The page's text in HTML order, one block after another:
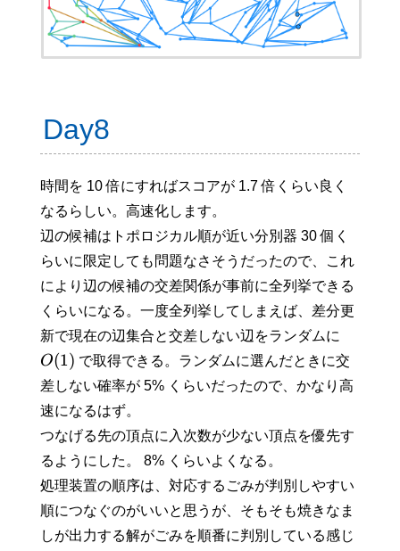
Day8
時間を 10 倍にすればスコアが 1.7 倍くらい良く
なるらしい。高速化します。
辺の候補はトポロジカル順が近い分別器 30 個く
らいに限定しても問題なさそうだったので、これ
により辺の候補の交差関係が事前に全列挙できる
くらいになる。一度全列挙してしまえば、差分更
新で現在の辺集合と交差しない辺をランダムに
O(1) で取得できる。ランダムに選んだときに交
差しない確率が 5% くらいだったので、かなり高
速になるはず。
つなげる先の頂点に入次数が少ない頂点を優先す
るようにした。 8% くらいよくなる。
処理装置の順序は、対応するごみが判別しやすい
順につなぐのがいいと思うが、そもそも焼きなま
しが出力する解がごみを順番に判別している感じ